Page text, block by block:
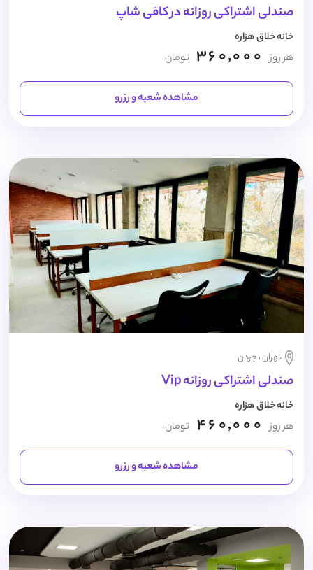
صندلی اشتراکی روزانه در کافی شاپ
خانه خلاق هزاره
هر روز 360,000 تومان
مشاهده شعبه و رزرو
تهران ، جردن
صندلی اشتراکی روزانه Vip
خانه خلاق هزاره
هر روز 460,000 تومان
مشاهده شعبه و رزرو